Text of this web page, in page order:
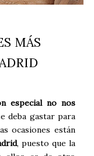
MÁS
especial no nos
deba gastar para
ocasiones están
, puesto que la